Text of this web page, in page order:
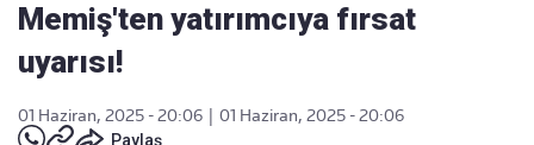
Memiş'ten yatırımcıya fırsat
uyarısı!
01 Haziran, 2025 - 20:06
01 Haziran, 2025 - 20:06
Paylaş